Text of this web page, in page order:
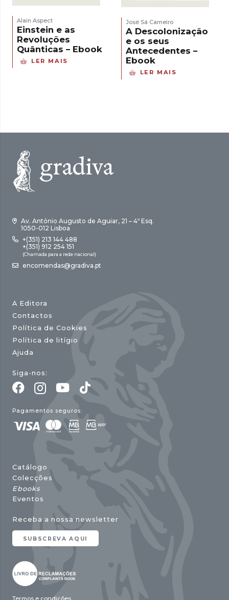
Alain Aspect
Einstein e as
Revoluções
Quânticas – Ebook
LER MAIS
José Sá Carneiro
A Descolonização
e os seus
Antecedentes –
Ebook
LER MAIS
Av. António Augusto de Aguiar, 21 – 4º Esq.
1050-012 Lisboa
+(351) 213 144 488
+(351) 912 254 151
(Chamada para a rede nacional)
encomendas@gradiva.pt
A Editora
Contactos
Política de Cookies
Política de litígio
Ajuda
Siga-nos:
Pagamentos seguros:
Catálogo
Colecções
Ebooks
Eventos
Receba a nossa newsletter
SUBSCREVA AQUI